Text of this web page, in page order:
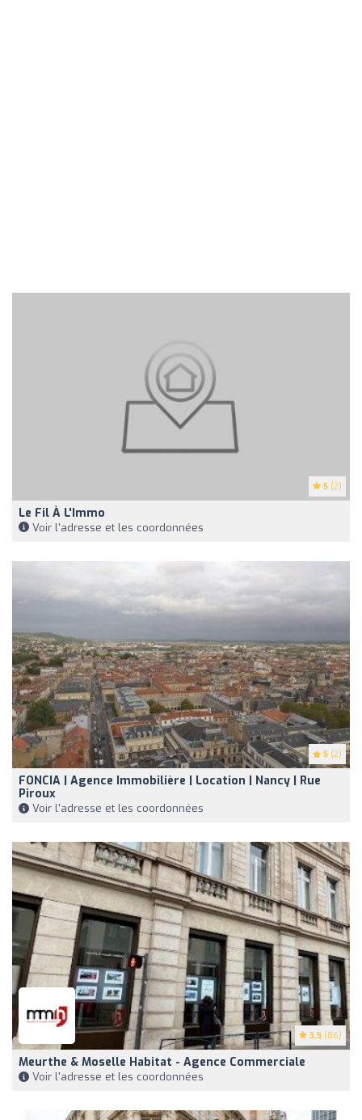
5 (2)
Le Fil À L'Immo
Voir l'adresse et les coordonnées
5 (2)
FONCIA | Agence Immobilière | Location | Nancy | Rue
Piroux
Voir l'adresse et les coordonnées
3.5 (86)
Meurthe & Moselle Habitat - Agence Commerciale
Voir l'adresse et les coordonnées